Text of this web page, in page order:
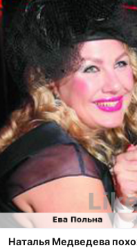
Наталья Медведева